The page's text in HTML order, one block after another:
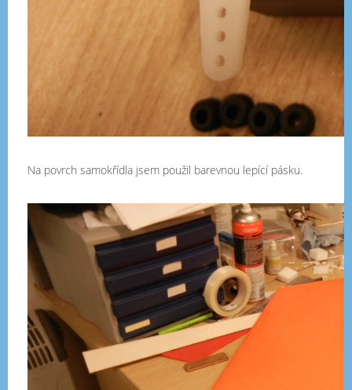
Na povrch samokřídla jsem použil barevnou lepící pásku.